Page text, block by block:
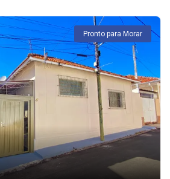
Pronto para Morar